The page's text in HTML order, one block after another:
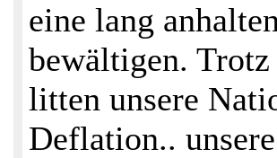
eine lang
bewältigen.
litten unsere
Deflation..